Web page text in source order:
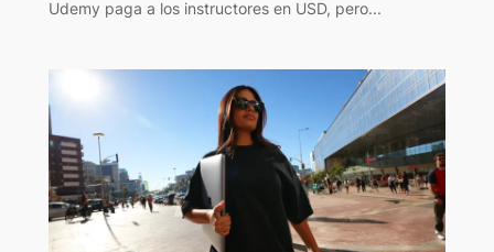
Udemy paga a los instructores en USD, pero...